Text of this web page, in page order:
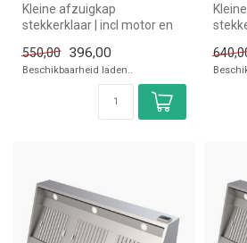
Kleine afzuigkap
stekkerklaar | incl motor en
Hore...
550,00 396,00
Beschikbaarheid laden..
Hor...